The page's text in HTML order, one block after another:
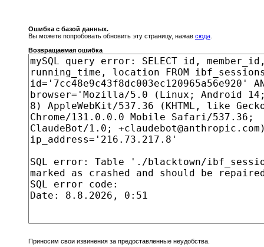
Ошибка с базой данных.
Вы можете попробовать обновить эту страницу, нажав сюда
Возвращаемая ошибка
Приносим свои извинения за предоставленные неудобства.